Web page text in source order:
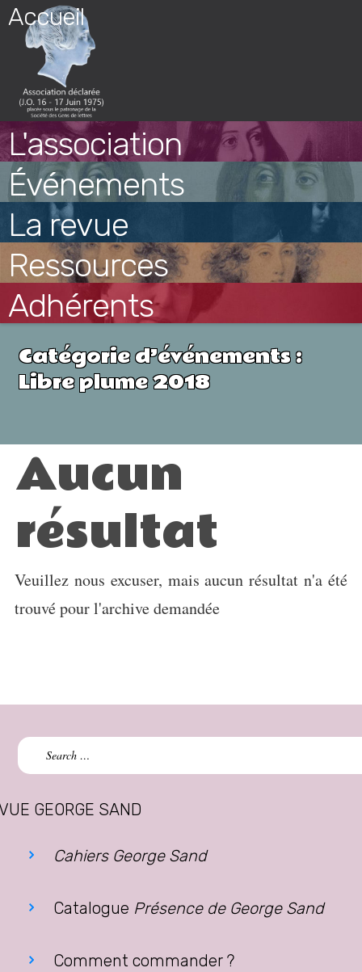
Skip
content
Accueil
L'association
Événements
La revue
Ressources
Adhérents
Catégorie d’événements :
Libre plume 2018
Aucun
résultat
Veuillez nous excuser, mais aucun résultat n'a été
trouvé pour l'archive demandée
Search
for:
GEORGE SAND
Cahiers George Sand
Catalogue Présence de George Sand
Comment commander ?